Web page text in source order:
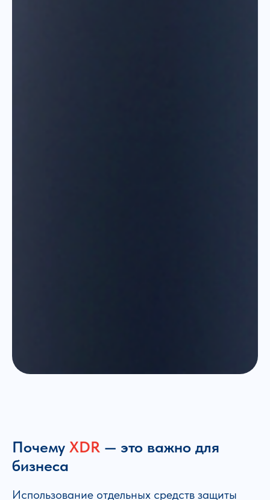
Почему XDR — это важно для
бизнеса
Использование отдельных средств защиты